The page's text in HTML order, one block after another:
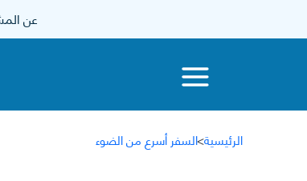
عن
الرئيسية>السفر أسرع من الضوء